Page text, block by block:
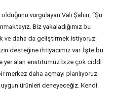
vurgulayan Vali Şahin, “Şu
Biz yakaladığımız bu
ve daha da geliştirmek istiyoruz.
desteğine ihtiyacımız var. İşte bu
yer alan enstitümüz bize çok ciddi
merkez daha açmayı planlıyoruz.
ürünleri deneyeceğiz. Kendi